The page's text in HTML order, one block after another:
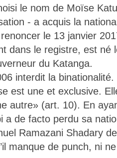
le nom de Moïse
- a acquis la
le 13 janvier
dans le registre, est né
du Katanga.
interdit la binationalité.
est une et exclusive.
autre» (art. 10). En
a de facto perdu sa
Ramazani Shadary
manque de punch, ni